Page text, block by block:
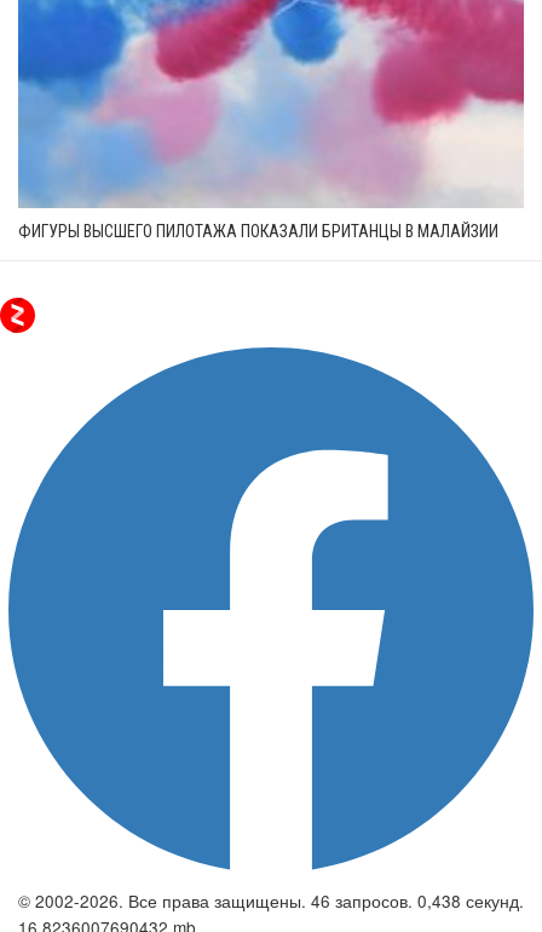
ФИГУРЫ ВЫСШЕГО ПИЛОТАЖА ПОКАЗАЛИ БРИТАНЦЫ В МАЛАЙЗИИ
© 2002-2026. Все права защищены. 46 запросов. 0,438 секунд.